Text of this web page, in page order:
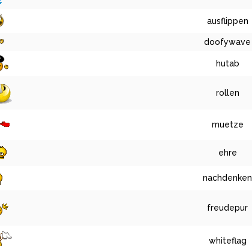
ausflippen
doofywave
hutab
rollen
muetze
ehre
nachdenken
freudepur
whiteflag